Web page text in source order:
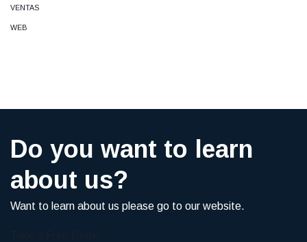
VENTAS
WEB
Do you want to learn
about us?
Want to learn about us please go to our website.